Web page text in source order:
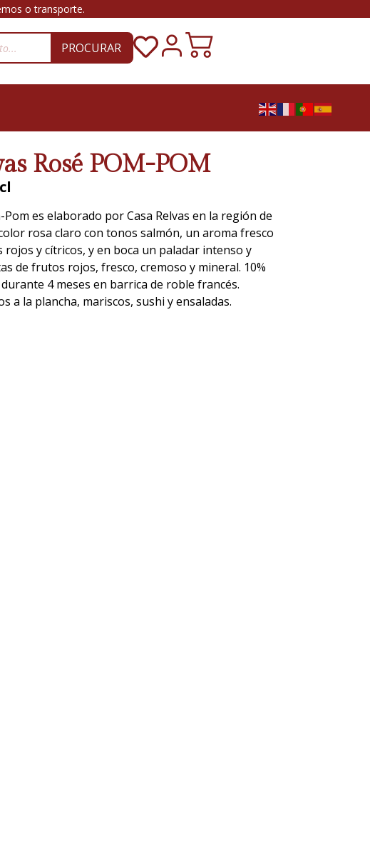
o transporte.
PROCURAR
Rosé POM-POM
es elaborado por Casa Relvas en la región de
rosa claro con tonos salmón, un aroma fresco
y cítricos, y en boca un paladar intenso y
de frutos rojos, fresco, cremoso y mineral. 10%
4 meses en barrica de roble francés.
a la plancha, mariscos, sushi y ensaladas.